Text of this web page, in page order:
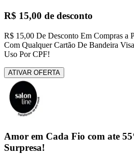
R$ 15,00 de desconto
R$ 15,00 De Desconto Em Compras a
Com Qualquer Cartão De Bandeira
Uso Por CPF!
ATIVAR OFERTA
Amor em Cada Fio com ate
Surpresa!